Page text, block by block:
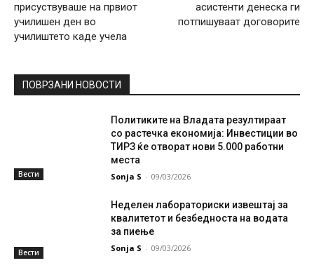
присуствуваше на првиот
училишен ден во
училиштето каде учела
асистенти денеска ги
потпишуваат договорите
ПОВРЗАНИ НОВОСТИ
Вести
Политиките на Владата резултираат
со растечка економија: Инвестиции во
ТИРЗ ќе отворат нови 5.000 работни
места
Sonja S - 09/03/2026
Вести
Неделен лабораториски извештај за
квалитетот и безбедноста на водата
за пиење
Sonja S - 09/03/2026